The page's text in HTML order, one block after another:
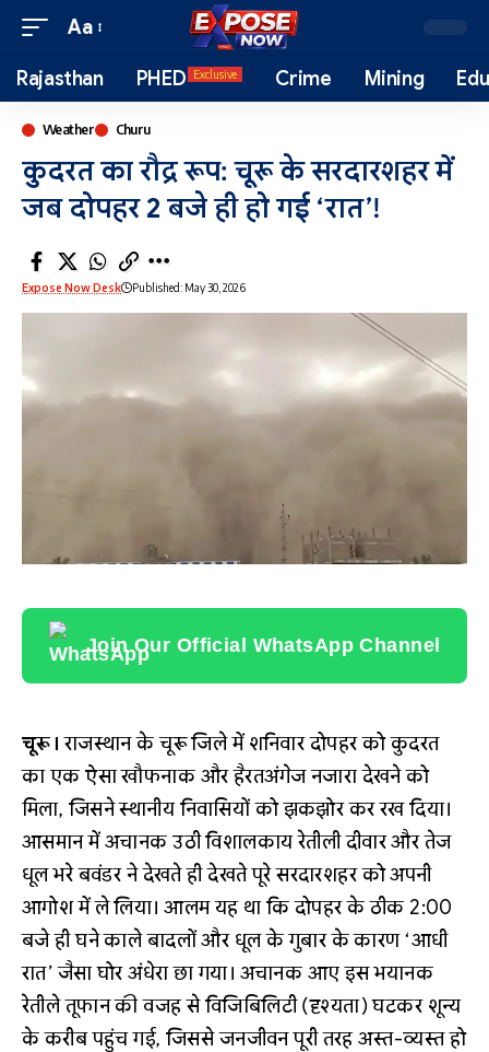
Aa
Rajasthan PHED Exclusive Crime Mining
Weather Churu
कुदरत का रौद्र रूप: चूरू के सरदारशहर में
जब दोपहर 2 बजे ही हो गई ‘रात’!
Expose Now Desk Published: May 30, 2026
Join Our Official WhatsApp Channel
चूरू। राजस्थान के चूरू जिले में शनिवार दोपहर को कुदरत
का एक ऐसा खौफनाक और हैरतअंगेज नजारा देखने को
मिला, जिसने स्थानीय निवासियों को झकझोर कर रख दिया।
आसमान में अचानक उठी विशालकाय रेतीली दीवार और तेज
धूल भरे बवंडर ने देखते ही देखते पूरे सरदारशहर को अपनी
आगोश में ले लिया। आलम यह था कि दोपहर के ठीक 2:00
बजे ही घने काले बादलों और धूल के गुबार के कारण ‘आधी
रात’ जैसा घोर अंधेरा छा गया। अचानक आए इस भयानक
रेतीले तूफान की वजह से विजिबिलिटी (दृश्यता) घटकर शून्य
के करीब पहुंच गई, जिससे जनजीवन पूरी तरह अस्त-व्यस्त हो